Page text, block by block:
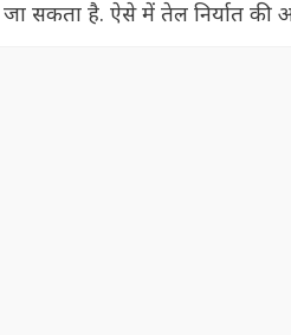
सकता है. ऐसे में तेल निर्यात